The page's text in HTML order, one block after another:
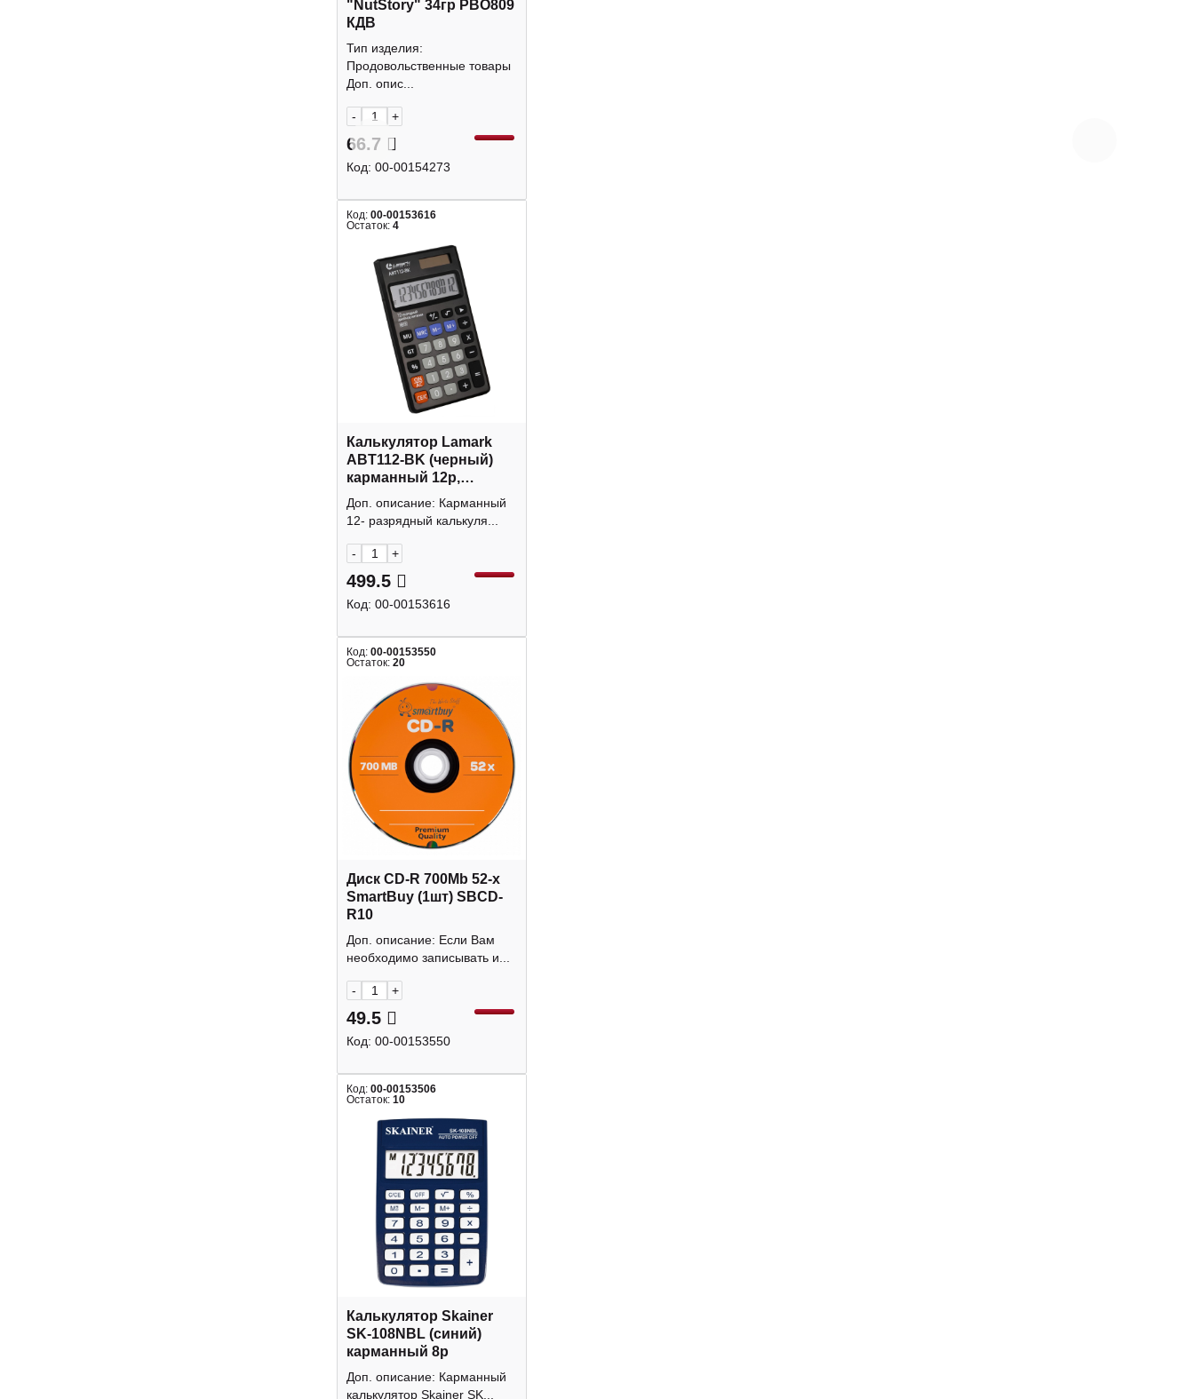
"NutStory" 34гр РВО809
КДВ
Тип изделия:
Продовольственные товары
Доп. опис...
- +
66.7
Код: 00-00154273
Код: 00-00153616
Остаток: 4
Калькулятор Lamark
ABT112-BK (черный)
карманный 12р,
крышка
Доп. описание: Карманный
12- разрядный калькуля...
- +
499.5
Код: 00-00153616
Код: 00-00153550
Остаток: 20
Диск CD-R 700Mb 52-х
SmartBuy (1шт) SBCD-
R10
Доп. описание: Если Вам
необходимо записывать и...
- +
49.5
Код: 00-00153550
Код: 00-00153506
Остаток: 10
Калькулятор Skainer
SK-108NBL (синий)
карманный 8р
Доп. описание: Карманный
калькулятор Skainer SK...